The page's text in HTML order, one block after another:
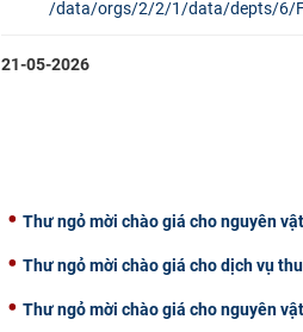
/data/orgs/2/2/1/data/depts/6/
21-05-2026
Thư ngỏ mời chào giá cho nguyên
Thư ngỏ mời chào giá cho dịch vụ
Thư ngỏ mời chào giá cho nguyên